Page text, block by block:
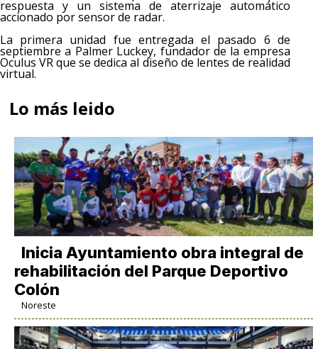
respuesta y un sistema de aterrizaje automático
accionado por sensor de radar.
La primera unidad fue entregada el pasado 6 de
septiembre a Palmer Luckey, fundador de la empresa
Oculus VR que se dedica al diseño de lentes de realidad
virtual.
Lo más leido
Inicia Ayuntamiento obra integral de
rehabilitación del Parque Deportivo
Colón
Noreste